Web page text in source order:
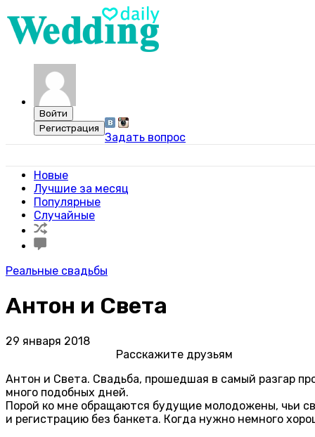
Задать вопрос
Новые
Лучшие за месяц
Популярные
Случайные
Реальные свадьбы
Антон и Света
29 января 2018
Расскажите друзьям
Антон и Света. Свадьба, прошедшая в самый разгар
много подобных дней.
Порой ко мне обращаются будущие молодожены, чьи
и регистрацию без банкета. Когда нужно немного